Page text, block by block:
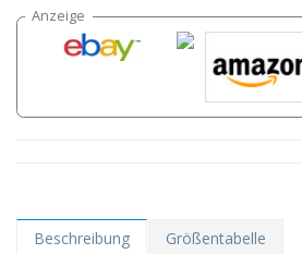
Beschreibung Größentabelle